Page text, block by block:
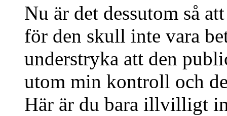
Nu är det dessutom så
för den skull inte vara
understryka att den
utom min kontroll och
Här är du bara illvilligt